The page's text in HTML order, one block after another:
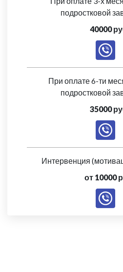
подростковой
40000
При оплате 6-ти
подростковой
35000
Интервенция
от 10000